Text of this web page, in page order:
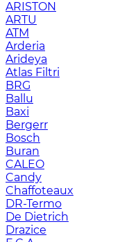
ARISTON
ARTU
ATM
Arderia
Arideya
Atlas Filtri
BRG
Ballu
Baxi
Bergerr
Bosch
Buran
CALEO
Candy
Chaffoteaux
DR-Termo
De Dietrich
Drazice